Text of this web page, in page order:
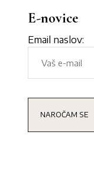
E-novice
Email naslov: